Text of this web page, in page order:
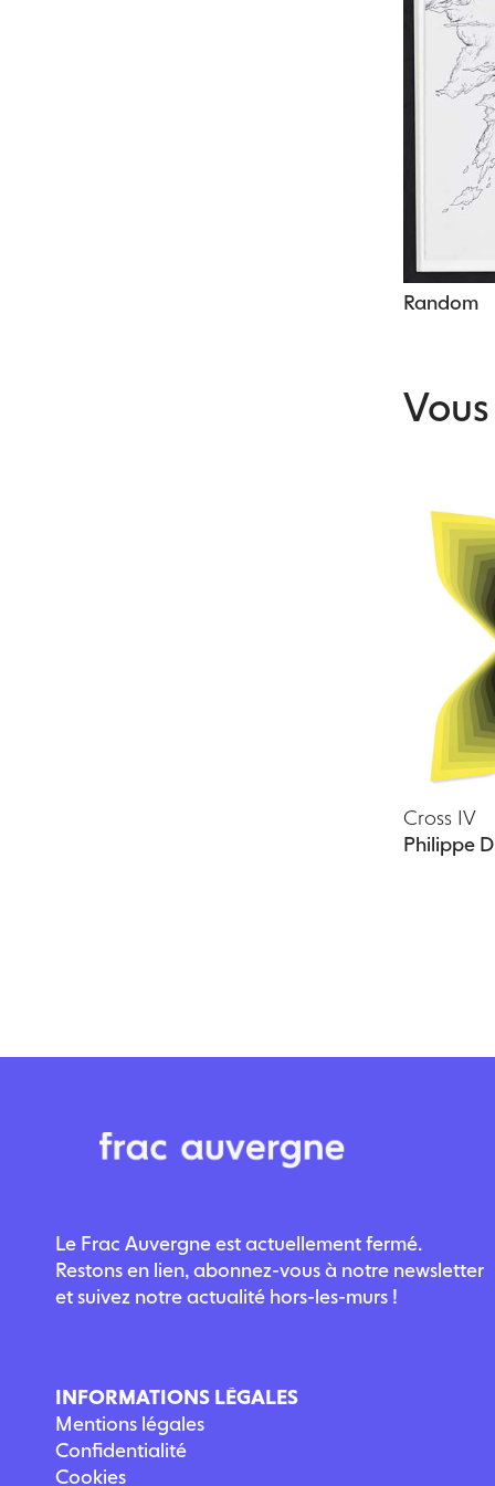
Random
Cross IV
Philippe
Le Frac Auvergne est actuellement fermé.
Restons en lien, abonnez-vous à notre newsletter
et suivez notre actualité hors-les-murs !
INFORMATIONS LÉGALES
Mentions légales
Confidentialité
Cookies